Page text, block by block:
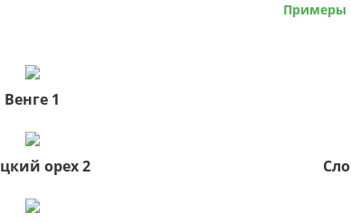
Примеры
Венге 1
орех 2